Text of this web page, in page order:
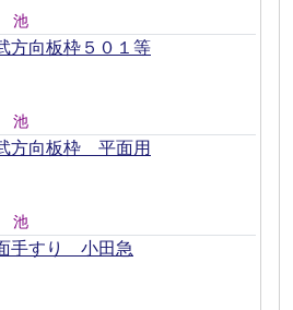
池
向板枠５０１等
池
方向板枠 平面用
池
手すり 小田急